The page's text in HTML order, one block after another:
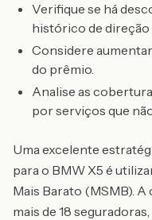
Verifique se há
histórico de
Considere
do prêmio.
Analise as
por serviços que
Uma excelente
para o BMW X5 é
Mais Barato (MSMB).
mais de 18